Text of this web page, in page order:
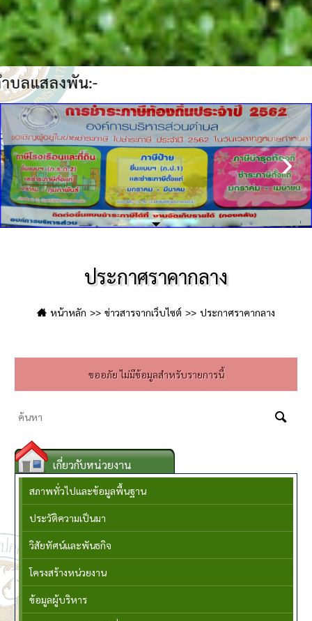
:-
ประกาศราคากลาง
หน้าหลัก ข่าวสารจากเว็บไซต์ ประกาศราคากลาง
ขออภัย ไม่มีข้อมูลสำหรับรายการนี้
เกี่ยวกับหน่วยงาน
สภาพทั่วไปและข้อมูลพื้นฐาน
ประวัติความเป็นมา
วิสัยทัศน์และพันธกิจ
โครงสร้างหน่วยงาน
ข้อมูลผู้บริหาร